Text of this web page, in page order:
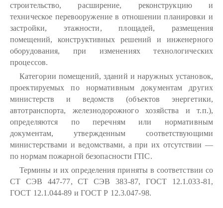
строительство, расширение, реконструкцию и
техническое перевооружение в отношении планировки и
застройки, этажности, площадей, размещения
помещений, конструктивных решений и инженерного
оборудования, при изменениях технологических
процессов.
Категории помещений, зданий и наружных установок,
проектируемых по нормативным документам других
министерств и ведомств (объектов энергетики,
автотранспорта, железнодорожного хозяйства и т.п.),
определяются по перечням или нормативным
документам, утвержденным соответствующими
министерствами и ведомствами, а при их отсутствии —
по нормам пожарной безопасности ГПС.
Термины и их определения приняты в соответствии со
СТ СЭВ 447-77, СТ СЭВ 383-87, ГОСТ 12.1.033-81,
ГОСТ 12.1.044-89 и ГОСТ Р 12.3.047-98.